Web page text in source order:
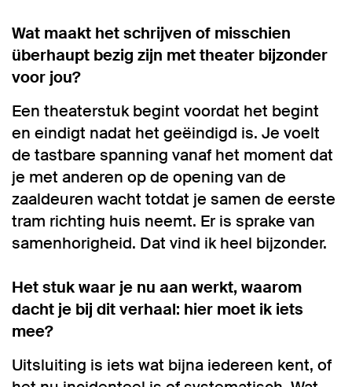
Wat maakt het schrijven of misschien
überhaupt bezig zijn met theater bijzonder
voor jou?
Een theaterstuk begint voordat het begint
en eindigt nadat het geëindigd is. Je voelt
de tastbare spanning vanaf het moment dat
je met anderen op de opening van de
zaaldeuren wacht totdat je samen de eerste
tram richting huis neemt. Er is sprake van
samenhorigheid. Dat vind ik heel bijzonder.
Het stuk waar je nu aan werkt, waarom
dacht je bij dit verhaal: hier moet ik iets
mee?
Uitsluiting is iets wat bijna iedereen kent, of